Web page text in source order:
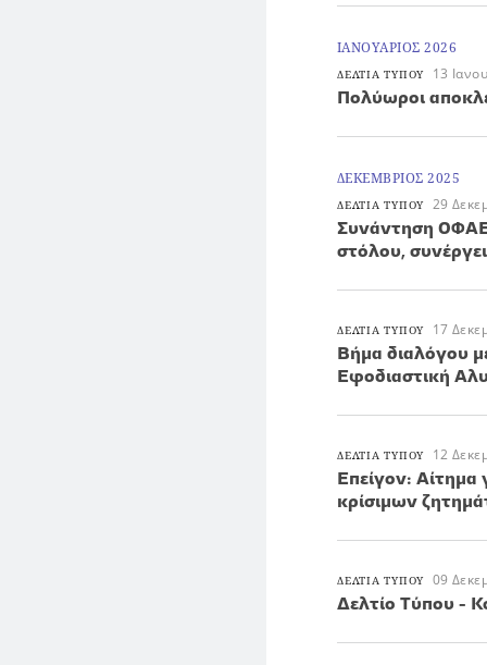
ΙΑΝΟΥΑΡΙΟΣ 2026
ΔΕΛΤΙΑ ΤΥΠΟΥ 13
Πολύωροι
ΔΕΚΕΜΒΡΙΟΣ 2025
ΔΕΛΤΙΑ ΤΥΠΟΥ 29
Συνάντηση
στόλου,
ΔΕΛΤΙΑ ΤΥΠΟΥ 17
Βήμα διαλόγου
Εφοδιαστική
ΔΕΛΤΙΑ ΤΥΠΟΥ 12
Επείγον: Αίτημα
κρίσιμων
ΔΕΛΤΙΑ ΤΥΠΟΥ 09
Δελτίο Τύπου -